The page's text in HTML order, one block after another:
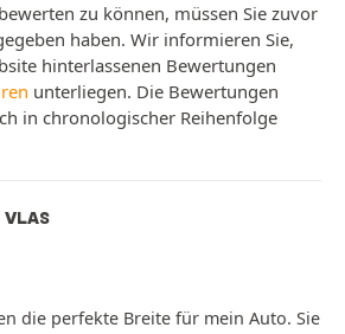
zu können, müssen Sie zuvor
haben. Wir informieren Sie,
hinterlassenen Bewertungen
unterliegen. Die Bewertungen
in chronologischer Reihenfolge
die perfekte Breite für mein Auto. Sie